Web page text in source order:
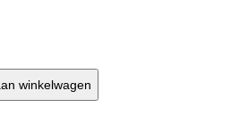
winkelwagen